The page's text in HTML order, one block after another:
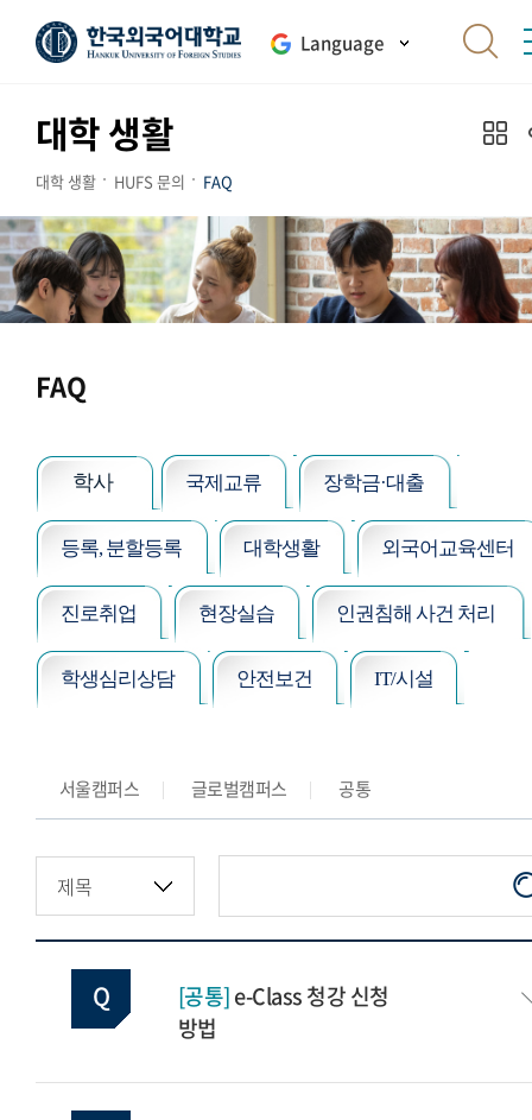
Language
대학 생활
대학 생활 HUFS 문의 FAQ
FAQ
학사 국제교류 장학금·대출
등록, 분할등록 대학생활 외국어교육센터
진로취업 현장실습 인권침해 사건 처리
학생심리상담 안전보건 IT/시설
서울캠퍼스 글로벌캠퍼스 공통
[공통]e-Class 청강 신청
방법